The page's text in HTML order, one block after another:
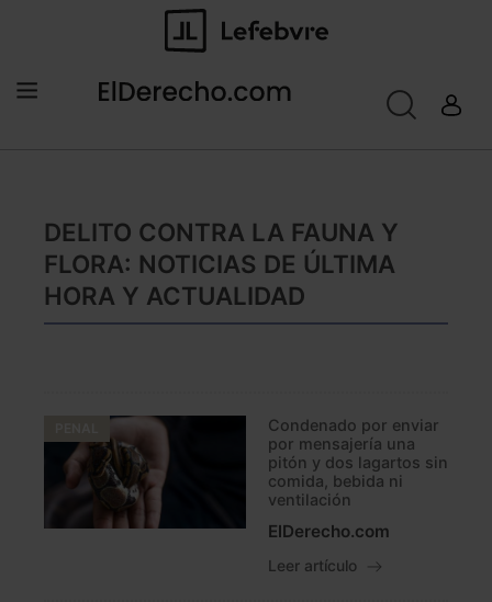
DELITO CONTRA LA FAUNA Y
FLORA: NOTICIAS DE ÚLTIMA
HORA Y ACTUALIDAD
Condenado por enviar
por mensajería una
pitón y dos lagartos sin
comida, bebida ni
ventilación
ElDerecho.com
Leer artículo